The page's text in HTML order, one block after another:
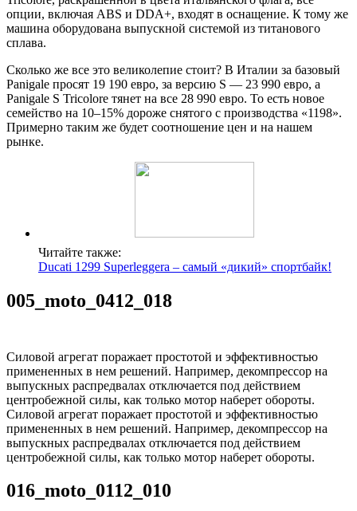
опции, включая ABS и DDA+, входят в оснащение. К тому же
машина оборудована выпускной системой из титанового
сплава.
Сколько же все это великолепие стоит? В Италии за базовый
Panigale просят 19 190 евро, за версию S — 23 990 евро, а
Panigale S Tricolore тянет на все 28 990 евро. То есть новое
семейство на 10–15% дороже снятого с производства «1198».
Примерно таким же будет соотношение цен и на нашем
рынке.
Читайте также:
Ducati 1299 Superleggera – самый «дикий» спортбайк!
005_moto_0412_018
Силовой агрегат поражает простотой и эффективностью
примененных в нем решений. Например, декомпрессор на
выпускных распредвалах отключается под действием
центробежной силы, как только мотор наберет обороты.
Силовой агрегат поражает простотой и эффективностью
примененных в нем решений. Например, декомпрессор на
выпускных распредвалах отключается под действием
центробежной силы, как только мотор наберет обороты.
016_moto_0112_010